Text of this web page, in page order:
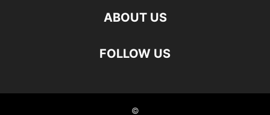
ABOUT US
FOLLOW US
©